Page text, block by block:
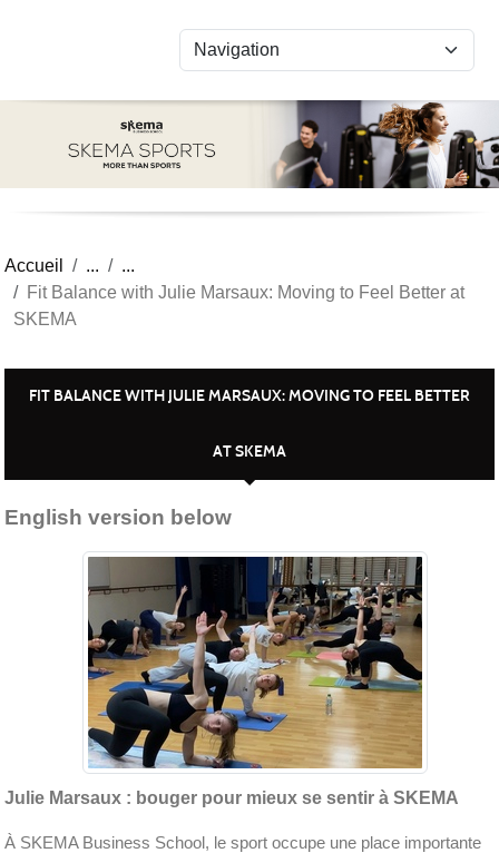
Accueil
Fit Balance with Julie Marsaux: Moving to Feel Better at
SKEMA
FIT BALANCE WITH JULIE MARSAUX: MOVING TO FEEL BETTER
AT SKEMA
English version below
Julie Marsaux : bouger pour mieux se sentir à SKEMA
À SKEMA Business School, le sport occupe une place importante